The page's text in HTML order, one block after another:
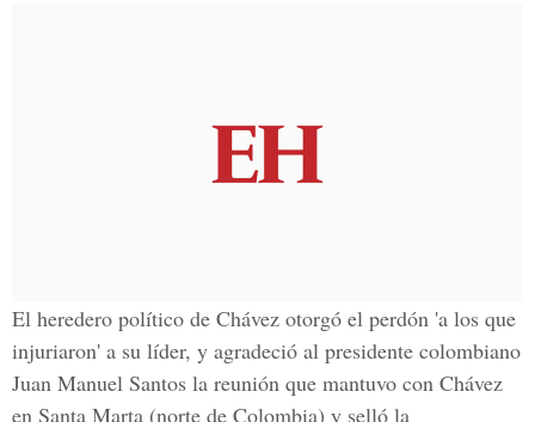
El heredero político de Chávez otorgó el perdón 'a los que
injuriaron' a su líder, y agradeció al presidente colombiano
Juan Manuel Santos la reunión que mantuvo con Chávez
en Santa Marta (norte de Colombia) y selló la